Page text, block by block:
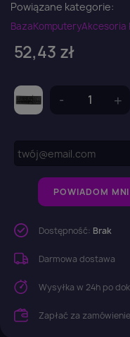
Powiązane kategorie:
BazaKomputeryAkcesoria
52,43 zł
POWIADOM
Dostępność: Brak
Darmowa dostawa
Wysyłka w 24h po
Zapłać za